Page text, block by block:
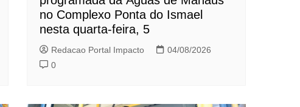
no Complexo Ponta do Ismael
nesta quarta-feira, 5
Redacao Portal Impacto
04/08/2026
0